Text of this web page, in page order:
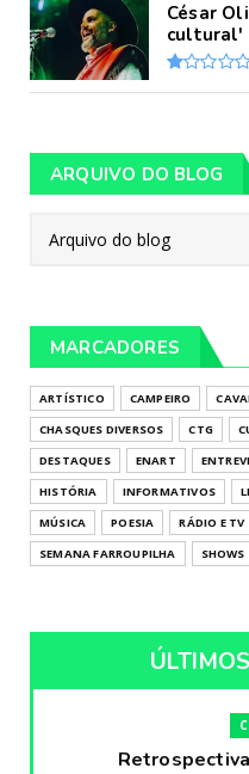
César
cultural'
ARQUIVO DO BLOG
MARCADORES
ARTÍSTICO CAMPEIRO
CHASQUES DIVERSOS
CTG
DESTAQUES
ENART
HISTÓRIA
INFORMATIVOS
MÚSICA
POESIA RÁDIO E TV
SEMANA FARROUPILHA
SHOWS